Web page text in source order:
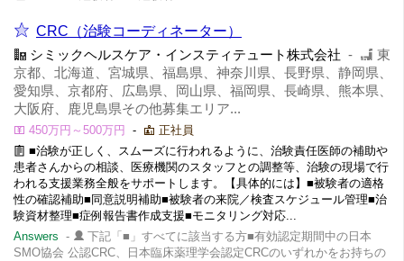
CRC（治験コーディネーター）
シミックヘルスケア・インスティテュート株式会社 -
東
京都、北海道、宮城県、福島県、神奈川県、長野県、静岡県、
愛知県、京都府、広島県、岡山県、福岡県、長崎県、熊本県、
大阪府、鹿児島県その他募集エリア...
450万円～500万円 -
正社員
■治験が正しく、スムーズに行われるように、治験責任医師の補助や
患者さんからの相談、医療機関のスタッフとの調整等、治験の現場で行
われる支援業務全般をサポートします。【具体的には】■被験者の適格
性の確認補助■同意説明補助■被験者の来院／検査スケジュール管理■治
験資材整理■症例報告書作成支援■モニタリング対応...
Answers -
下記「■」すべてに該当する方■有効認定期間中の日本
SMO協会 公認CRC、日本臨床薬理学会認定CRCのいずれかをお持ちの